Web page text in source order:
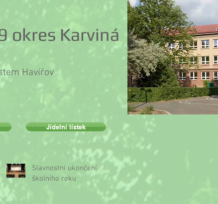
okres Karviná
Havířov
Slavnostní ukončení
školního roku
Jídelní lístek